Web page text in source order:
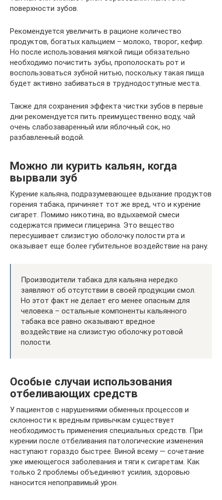
поверхности зубов.
Рекомендуется увеличить в рационе количество
продуктов, богатых кальцием – молоко, творог, кефир.
Но после использования мягкой пищи обязательно
необходимо почистить зубы, прополоскать рот и
воспользоваться зубной нитью, поскольку такая пища
будет активно забиваться в труднодоступные места.
Также для сохранения эффекта чистки зубов в первые
дни рекомендуется пить преимущественно воду, чай
очень слабозаваренный или яблочный сок, но
разбавленный водой.
Можно ли курить кальян, когда
вырвали зуб
Курение кальяна, подразумевающее вдыхание продуктов
горения табака, причиняет тот же вред, что и курение
сигарет. Помимо никотина, во вдыхаемой смеси
содержатся примеси глицерина. Это вещество
пересушивает слизистую оболочку полости рта и
оказывает еще более губительное воздействие на рану.
Производители табака для кальяна нередко
заявляют об отсутствии в своей продукции смол.
Но этот факт не делает его менее опасным для
человека – остальные компоненты кальянного
табака все равно оказывают вредное
воздействие на слизистую оболочку ротовой
полости.
Особые случаи использования
отбеливающих средств
У пациентов с нарушениями обменных процессов и
склонности к вредным привычкам существует
необходимость применения специальных средств. При
курении после отбеливания патологические изменения
наступают гораздо быстрее. Виной всему — сочетание
уже имеющегося заболевания и тяги к сигаретам. Как
только 2 проблемы объединяют усилия, здоровью
наносится непоправимый урон.